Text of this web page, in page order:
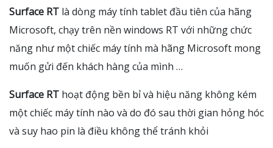
Surface RT là dòng máy tính tablet đầu tiên của hãng
Microsoft, chạy trên nền windows RT với những chức
năng như một chiếc máy tính mà hãng Microsoft mong
muốn gửi đến khách hàng của mình …
Surface RT hoạt động bền bỉ và hiệu năng không kém
một chiếc máy tính nào và do đó sau thời gian hỏng hóc
và suy hao pin là điều không thể tránh khỏi